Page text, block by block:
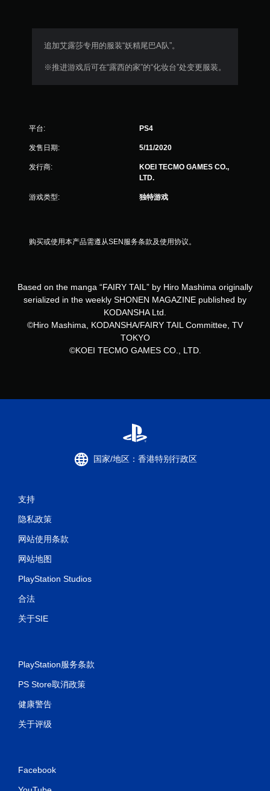
2
个
追加艾露莎专用的服装“妖精尾巴A队”。
※推进游戏后可在“露西的家”的“化妆台”处变更服装。
平台: PS4
发售日期: 5/11/2020
发行商:
KOEI TECMO GAMES CO.,
LTD.
游戏类型: 独特游戏
购买或使用本产品需遵从SEN服务条款及使用协议。
Based on the manga “FAIRY TAIL” by Hiro Mashima originally
serialized in the weekly SHONEN MAGAZINE published by
KODANSHA Ltd.
©Hiro Mashima, KODANSHA/FAIRY TAIL Committee, TV
TOKYO
©KOEI TECMO GAMES CO., LTD.
国家/地区：香港特别行政区
支持
隐私政策
网站使用条款
网站地图
PlayStation Studios
合法
关于SIE
PlayStation服务条款
PS Store取消政策
健康警告
关于评级
Facebook